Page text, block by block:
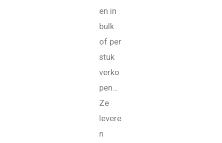
en in
bulk
of per
stuk
verko
pen…
Ze
levere
n